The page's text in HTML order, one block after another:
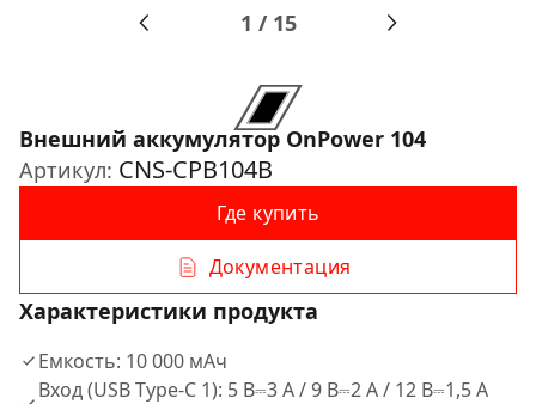
1 / 15
Внешний аккумулятор OnPower 104
Артикул: CNS-CPB104B
Где купить
Документация
Характеристики продукта
Емкость: 10 000 мАч
Вход (USB Type-C 1): 5 В⎓3 А / 9 В⎓2 А / 12 В⎓1,5 А